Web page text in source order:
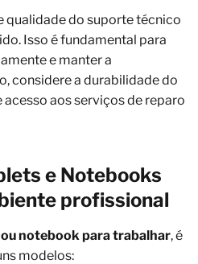
qualidade do suporte técnico
Isso é fundamental para
e manter a
considere a durabilidade do
aos serviços de reparo
e Notebooks
profissional
notebook para trabalhar, é
modelos: